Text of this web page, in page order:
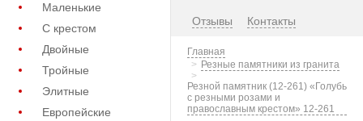
Маленькие
С крестом
Двойные
Тройные
Элитные
Европейские
Отзывы Контакты
Главная
Резные памятники из гранита
Резной памятник (12-261) «Голубь
с резными розами и
православным крестом» 12-261